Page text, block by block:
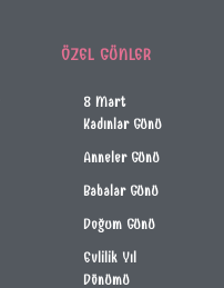
ÖZEL GÜNLER
8 Mart
Kadınlar Günü
Anneler Günü
Babalar Günü
Doğum Günü
Evlilik Yıl
Dönümü